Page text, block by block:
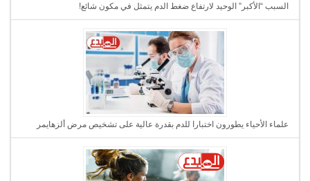
السبب “الأكبر” الوحيد لارتفاع ضغط الدم يتمثل في مكون شائع!
علماء الأحياء يطورون اختبارا للدم بقدرة عالية على تشخيص مرض ألزهايمر